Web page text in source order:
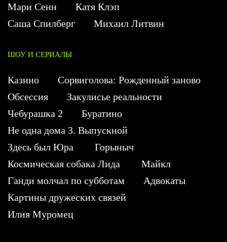
Мари Сенн
Катя Клэп
Саша Спилберг
Михаил Литвин
ШОУ И СЕРИАЛЫ
Казино
Сорвиголова: Рожденный заново
Обсессия
Закулисье реальности
Чебурашка 2
Буратино
Не одна дома 3. Выпускной
Здесь был Юра
Горыныч
Космическая собака Лида
Майкл
Ганди молчал по субботам
Адвокаты
Картины дружеских связей
Илия Муромец